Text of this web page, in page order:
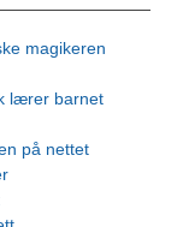
magikeren
lærer barnet
på nettet